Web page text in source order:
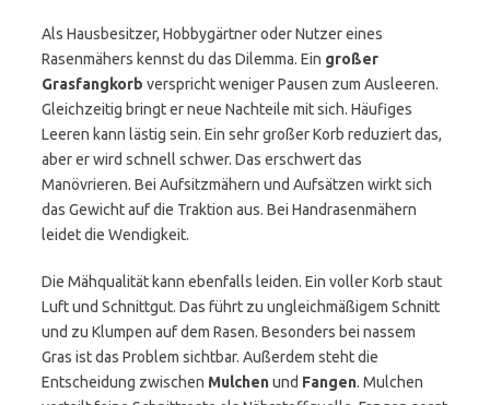
Als Hausbesitzer, Hobbygärtner oder Nutzer eines
Rasenmähers kennst du das Dilemma. Ein großer
Grasfangkorb verspricht weniger Pausen zum Ausleeren.
Gleichzeitig bringt er neue Nachteile mit sich. Häufiges
Leeren kann lästig sein. Ein sehr großer Korb reduziert das,
aber er wird schnell schwer. Das erschwert das
Manövrieren. Bei Aufsitzmähern und Aufsätzen wirkt sich
das Gewicht auf die Traktion aus. Bei Handrasenmähern
leidet die Wendigkeit.
Die Mähqualität kann ebenfalls leiden. Ein voller Korb staut
Luft und Schnittgut. Das führt zu ungleichmäßigem Schnitt
und zu Klumpen auf dem Rasen. Besonders bei nassem
Gras ist das Problem sichtbar. Außerdem steht die
Entscheidung zwischen Mulchenund Fangen. Mulchen